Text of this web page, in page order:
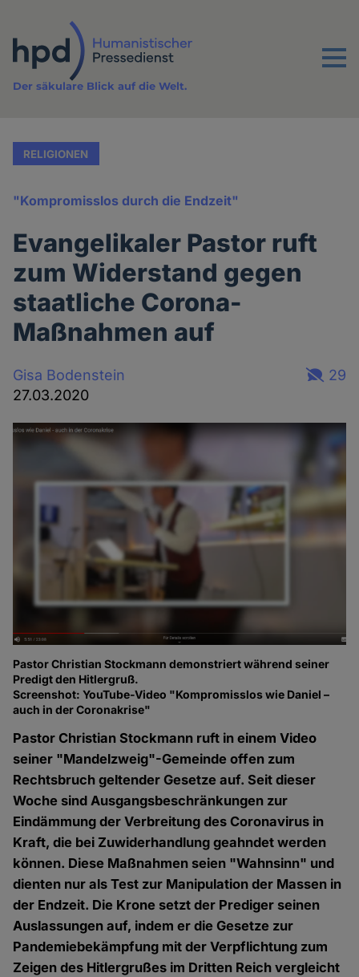
Inhalt
Menu
Der säkulare Blick auf die Welt.
RELIGIONEN
"Kompromisslos durch die Endzeit"
Evangelikaler Pastor ruft
zum Widerstand gegen
staatliche Corona-
Maßnahmen auf
Gisa Bodenstein
27.03.2020
29
Pastor Christian Stockmann demonstriert während seiner
Predigt den Hitlergruß.
Screenshot: YouTube-Video "Kompromisslos wie Daniel –
auch in der Coronakrise"
Pastor Christian Stockmann ruft in einem Video
seiner "Mandelzweig"-Gemeinde offen zum
Rechtsbruch geltender Gesetze auf. Seit dieser
Woche sind Ausgangsbeschränkungen zur
Eindämmung der Verbreitung des Coronavirus in
Kraft, die bei Zuwiderhandlung geahndet werden
können. Diese Maßnahmen seien "Wahnsinn" und
dienten nur als Test zur Manipulation der Massen in
der Endzeit. Die Krone setzt der Prediger seinen
Auslassungen auf, indem er die Gesetze zur
Pandemiebekämpfung mit der Verpflichtung zum
Zeigen des Hitlergrußes im Dritten Reich vergleicht